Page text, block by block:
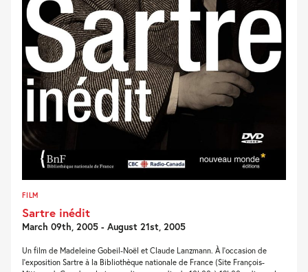
FILM
Sartre inédit
March 09th, 2005 - August 21st, 2005
Un film de Madeleine Gobeil-Noël et Claude Lanzmann. À l’occasion de
l’exposition Sartre à la Bibliothèque nationale de France (Site François-